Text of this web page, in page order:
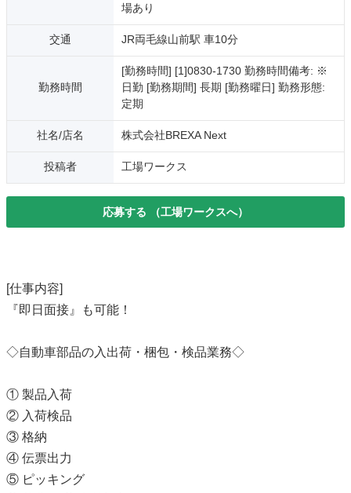
場あり
交通 JR両毛線山前駅 車10分
勤務時間
[勤務時間] [1]0830-1730 勤務時間備考: ※
日勤 [勤務期間] 長期 [勤務曜日] 勤務形態:
定期
社名/店名 株式会社BREXA Next
投稿者 工場ワークス
応募する （工場ワークスへ）
[仕事内容]
『即日面接』も可能！
◇自動車部品の入出荷・梱包・検品業務◇
① 製品入荷
② 入荷検品
③ 格納
④ 伝票出力
⑤ ピッキング